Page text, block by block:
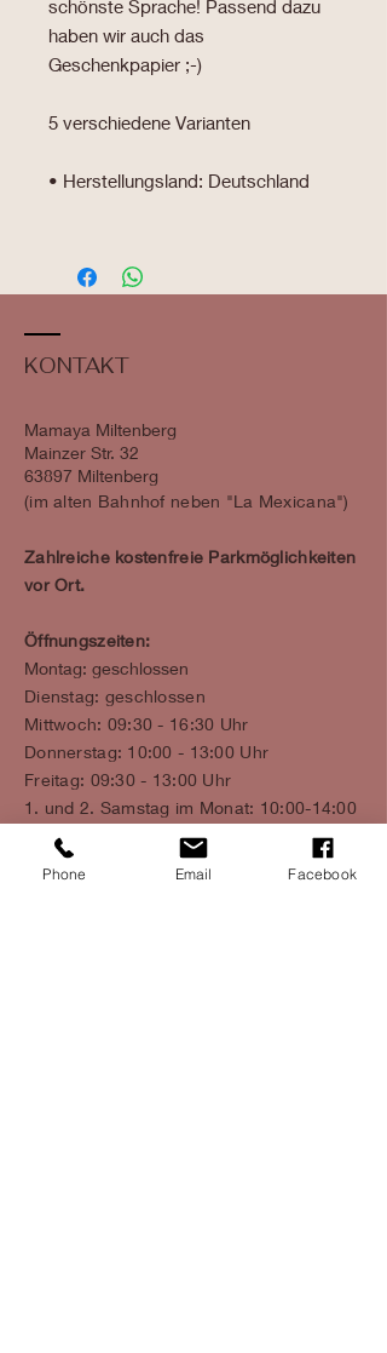
schönste Sprache! Passend dazu
haben wir auch das
Geschenkpapier ;-)
5 verschiedene Varianten
• Herstellungsland: Deutschland
KONTAKT
Mamaya Miltenberg
Mainzer Str. 32
63897 Miltenberg
​​(im alten Bahnhof neben "La Mexicana")
Zahlreiche kostenfreie Parkmöglichkeiten
vor Ort.
Öffnungszeiten:
Montag: geschlossen
Dienstag: geschlossen
Mittwoch: 09:30 - 16:30 Uhr
Donnerstag: 10:00 - 13:00 Uhr
Freitag: 09:30 - 13:00 Uhr
1. und 2. Samstag im Monat: 10:00-14:00
Phone Email Facebook